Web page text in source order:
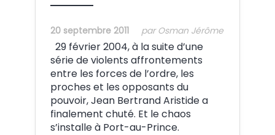
20 septembre 2011 par Osman Jérôme
29 février 2004, à la suite d’une
série de violents affrontements
entre les forces de l’ordre, les
proches et les opposants du
pouvoir, Jean Bertrand Aristide a
finalement chuté. Et le chaos
s’installe à Port-au-Prince.